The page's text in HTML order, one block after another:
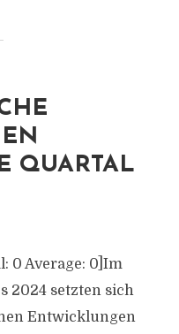
QUARTAL
0 Average: 0]Im
2024 setzten sich
Entwicklungen